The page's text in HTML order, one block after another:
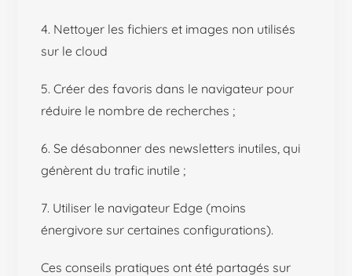
4. Nettoyer les fichiers et images non utilisés
sur le cloud
5. Créer des favoris dans le navigateur pour
réduire le nombre de recherches ;
6. Se désabonner des newsletters inutiles, qui
génèrent du trafic inutile ;
7. Utiliser le navigateur Edge (moins
énergivore sur certaines configurations).
Ces conseils pratiques ont été partagés sur